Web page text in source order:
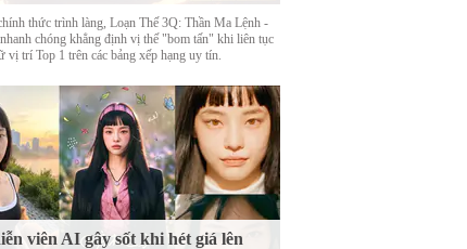
thức trình làng, Loạn Thế 3Q: Thần Ma Lệnh -
chóng khẳng định vị thế "bom tấn" khi liên tục
vị trí Top 1 trên các bảng xếp hạng uy tín.
viên AI gây sốt khi hét giá lên